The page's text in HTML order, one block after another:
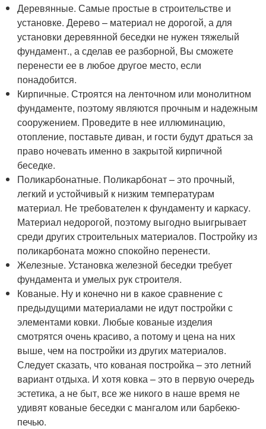
Деревянные. Самые простые в строительстве и
установке. Дерево – материал не дорогой, а для
установки деревянной беседки не нужен тяжелый
фундамент., а сделав ее разборной, Вы сможете
перенести ее в любое другое место, если
понадобится.
Кирпичные. Строятся на ленточном или монолитном
фундаменте, поэтому являются прочным и надежным
сооружением. Проведите в нее иллюминацию,
отопление, поставьте диван, и гости будут драться за
право ночевать именно в закрытой кирпичной
беседке.
Поликарбонатные. Поликарбонат – это прочный,
легкий и устойчивый к низким температурам
материал. Не требователен к фундаменту и каркасу.
Материал недорогой, поэтому выгодно выигрывает
среди других строительных материалов. Постройку из
поликарбоната можно спокойно перенести.
Железные. Установка железной беседки требует
фундамента и умелых рук строителя.
Кованые. Ну и конечно ни в какое сравнение с
предыдущими материалами не идут постройки с
элементами ковки. Любые кованые изделия
смотрятся очень красиво, а потому и цена на них
выше, чем на постройки из других материалов.
Следует сказать, что кованая постройка – это летний
вариант отдыха. И хотя ковка – это в первую очередь
эстетика, а не быт, все же никого в наше время не
удивят кованые беседки с мангалом или барбекю-
печью.